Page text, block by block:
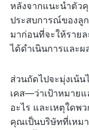
หลังจากแนะนำตัว
ประสบการณ์ของลู
มาก่อนที่จะให้ราย
ได้ดำเนินการและ
ส่วนถัดไปจะมุ่งเน้
เคส—ว่าเป้าหมาย
อะไร และเหตุใดพ
คุณเป็นบริษัทที่เหม